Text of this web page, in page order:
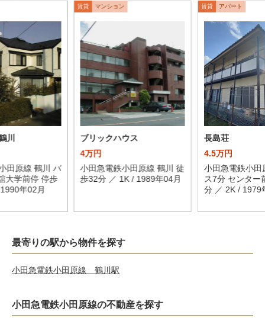
川
田原線 鶴川 バ
大学前停 停歩
年02月
賃貸 マンション
ブリックハウス
4万円
小田急電鉄小田原線 鶴川 徒
歩32分 ／ 1K / 1989年04月
賃貸 アパート
長島荘
4.5万円
小田急電鉄小田
ス7分 センター
分 ／ 2K / 1979
最寄りの駅から物件を探す
小田急電鉄小田原線 鶴川駅
小田急電鉄小田原線の不動産を探す